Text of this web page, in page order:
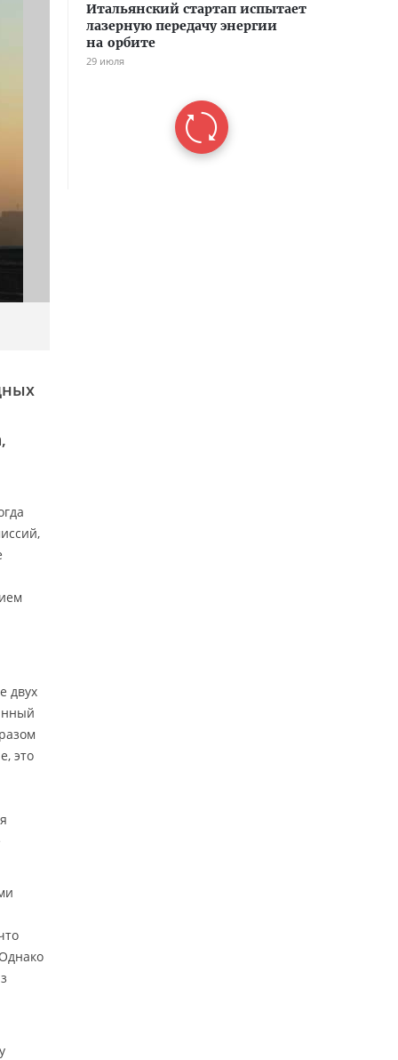
двух
это
Итальянский стартап испытает
лазерную передачу энергии
на орбите
29 июля